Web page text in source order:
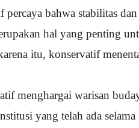
percaya bahwa stabilitas
hal yang penting
itu, konservatif
menghargai warisan
yang telah ada